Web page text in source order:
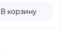
В корзину